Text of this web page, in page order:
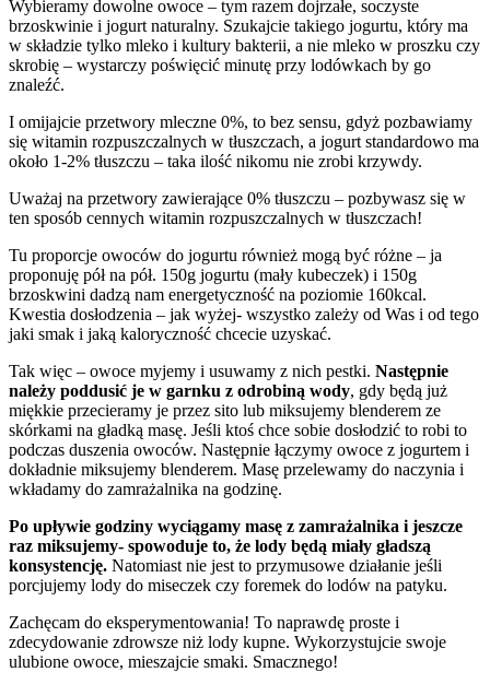
Wybieramy dowolne owoce – tym razem dojrzałe, soczyste
brzoskwinie i jogurt naturalny. Szukajcie takiego jogurtu, który ma
w składzie tylko mleko i kultury bakterii, a nie mleko w proszku czy
skrobię – wystarczy poświęcić minutę przy lodówkach by go
znaleźć.
I omijajcie przetwory mleczne 0%, to bez sensu, gdyż pozbawiamy
się witamin rozpuszczalnych w tłuszczach, a jogurt standardowo ma
około 1-2% tłuszczu – taka ilość nikomu nie zrobi krzywdy.
Uważaj na przetwory zawierające 0% tłuszczu – pozbywasz się w
ten sposób cennych witamin rozpuszczalnych w tłuszczach!
Tu proporcje owoców do jogurtu również mogą być różne – ja
proponuję pół na pół. 150g jogurtu (mały kubeczek) i 150g
brzoskwini dadzą nam energetyczność na poziomie 160kcal.
Kwestia dosłodzenia – jak wyżej- wszystko zależy od Was i od tego
jaki smak i jaką kaloryczność chcecie uzyskać.
Tak więc – owoce myjemy i usuwamy z nich pestki. Następnie
należy poddusić je w garnku z odrobiną wody, gdy będą już
miękkie przecieramy je przez sito lub miksujemy blenderem ze
skórkami na gładką masę. Jeśli ktoś chce sobie dosłodzić to robi to
podczas duszenia owoców. Następnie łączymy owoce z jogurtem i
dokładnie miksujemy blenderem. Masę przelewamy do naczynia i
wkładamy do zamrażalnika na godzinę.
Po upływie godziny wyciągamy masę z zamrażalnika i jeszcze
raz miksujemy- spowoduje to, że lody będą miały gładszą
konsystencję. Natomiast nie jest to przymusowe działanie jeśli
porcjujemy lody do miseczek czy foremek do lodów na patyku.
Zachęcam do eksperymentowania! To naprawdę proste i
zdecydowanie zdrowsze niż lody kupne. Wykorzystujcie swoje
ulubione owoce, mieszajcie smaki. Smacznego!